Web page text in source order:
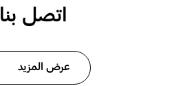
اتصل بنا
عرض المزيد